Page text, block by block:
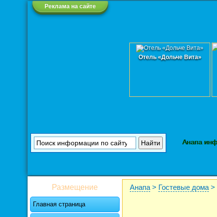
Реклама на сайте
Отель «Дольче Вита»
Анапа
Размещение
Главная страница
Анапа > Гостевые дома >